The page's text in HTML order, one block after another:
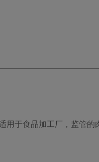
于食品加工厂，监管的